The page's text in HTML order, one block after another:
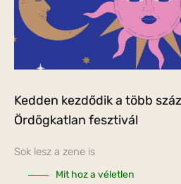
Kedden kezdődik a több
Ördögkatlan fesztivál
Sok lesz a zene is
Mit hoz a véletlen